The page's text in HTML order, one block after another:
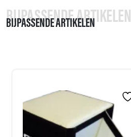
BIJPASSENDE ARTIKELEN
BIJPASSENDE ARTIKELEN